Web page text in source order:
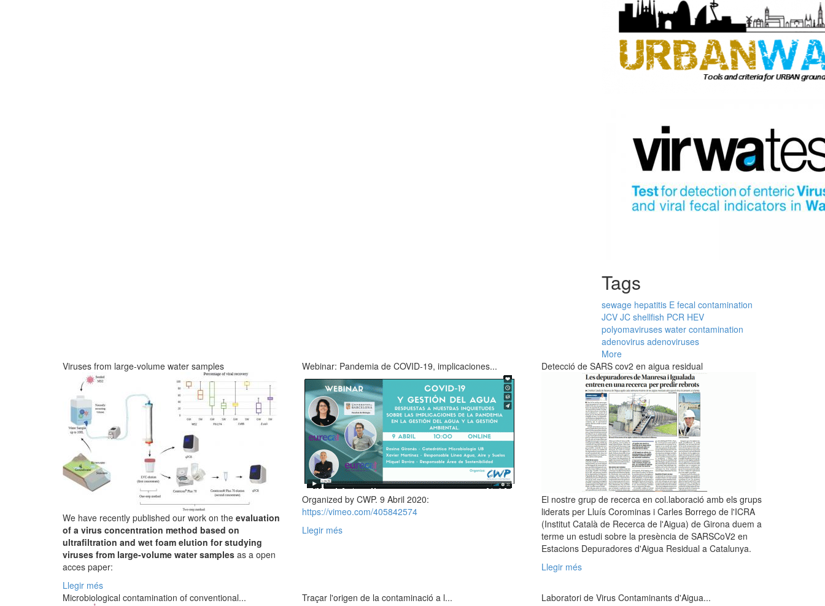
Tags
sewage hepatitis E fecal contamination
JCV JC shellfish PCR HEV
polyomaviruses water contamination
adenovirus adenoviruses
More
Viruses from large-volume water samples
We have recently published our work on the evaluation
of a virus concentration method based on
ultrafiltration and wet foam elution for studying
viruses from large-volume water samples as a open
acces paper:
Llegir més
Webinar: Pandemia de COVID-19, implicaciones...
Organized by CWP. 9 Abril 2020:
https://vimeo.com/405842574
Llegir més
Detecció de SARS cov2 en aigua residual
El nostre grup de recerca en col.laboració amb els grups
liderats per Lluís Corominas i Carles Borrego de l'ICRA
(Institut Català de Recerca de l'Aigua) de Girona duem a
terme un estudi sobre la presència de SARSCoV2 en
Estacions Depuradores d'Aigua Residual a Catalunya.
Llegir més
Microbiological contamination of conventional...
Traçar l'origen de la contaminació a l...
Laboratori de Virus Contaminants d'Aigua...